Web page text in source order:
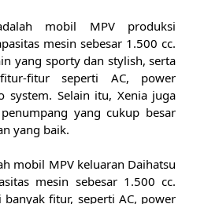
mobil MPV produksi
mesin sebesar 1.500 cc.
yang sporty dan stylish, serta
fitur seperti AC, power
system. Selain itu, Xenia juga
yang cukup besar
yang baik.
mobil MPV keluaran Daihatsu
mesin sebesar 1.500 cc.
fitur, seperti AC, power